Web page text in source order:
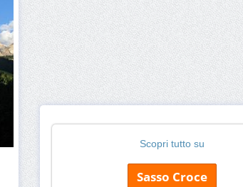
Scopri tutto su
Sasso Croce